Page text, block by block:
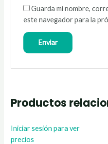
Guarda mi nombre,
este navegador para la
Productos
Iniciar sesión para ver
precios